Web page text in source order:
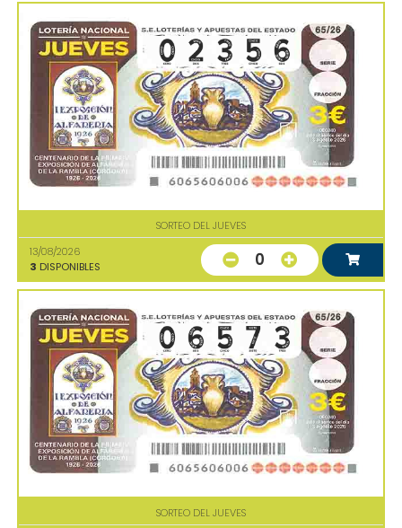
SORTEO DEL JUEVES
13/08/2026
3 DISPONIBLES 0
SORTEO DEL JUEVES